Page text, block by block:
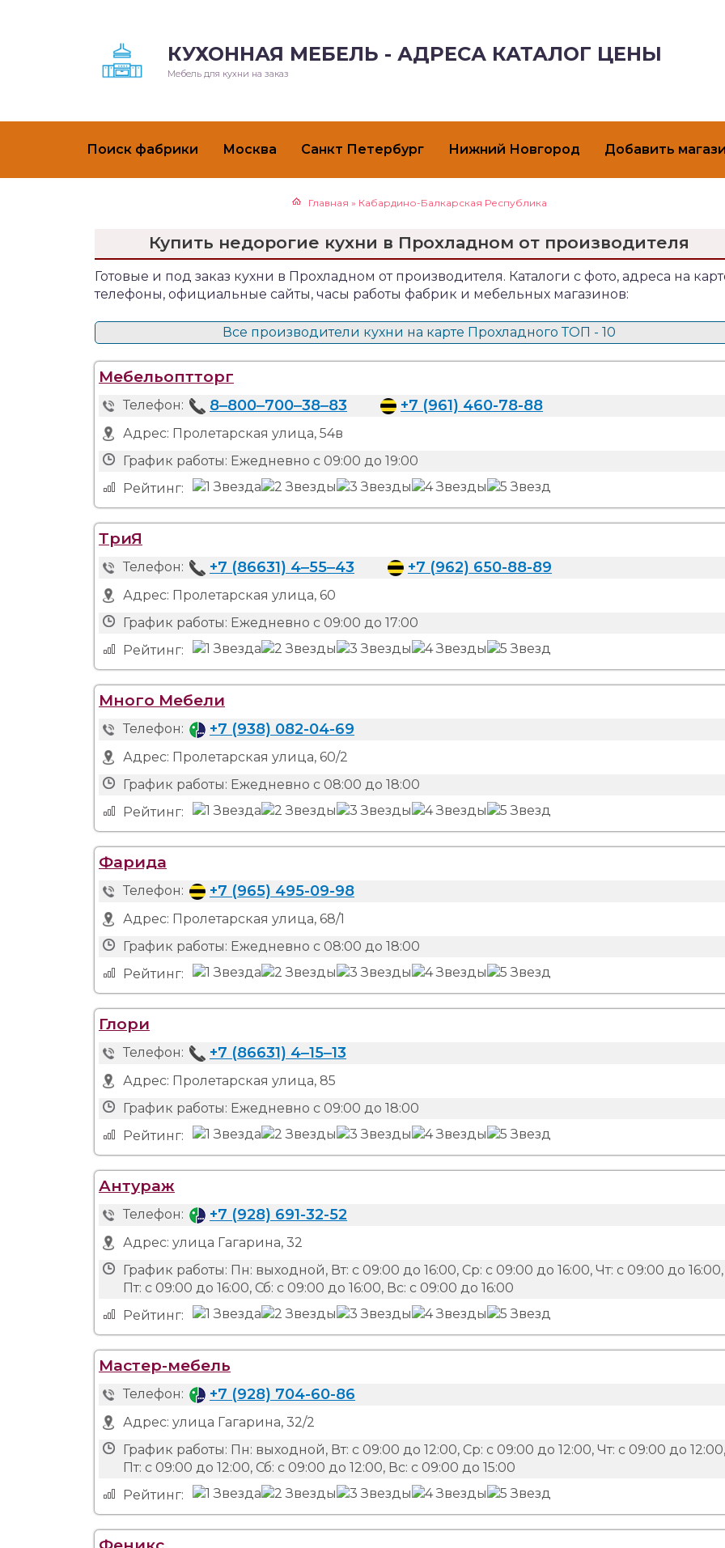
КУХОННАЯ МЕБЕЛЬ - АДРЕСА КАТАЛОГ ЦЕНЫ
Мебель для кухни на заказ
Поиск фабрики Москва Санкт Петербург Нижний Новгород Добавить
Главная » Кабардино-Балкарская Республика
Купить недорогие кухни в Прохладном от производителя
Готовые и под заказ кухни в Прохладном от производителя. Каталоги с фото, адреса на
телефоны, официальные сайты, часы работы фабрик и мебельных магазинов:
Все производители кухни на карте Прохладного ТОП - 10
Мебельоптторг
Телефон: 8‒800‒700‒38‒83 +7 (961) 460-78-88
Адрес: Пролетарская улица, 54в
График работы: Ежедневно с 09:00 до 19:00
Рейтинг:
ТриЯ
Телефон: +7 (86631) 4‒55‒43 +7 (962) 650-88-89
Адрес: Пролетарская улица, 60
График работы: Ежедневно с 09:00 до 17:00
Рейтинг:
Много Мебели
Телефон: +7 (938) 082-04-69
Адрес: Пролетарская улица, 60/2
График работы: Ежедневно с 08:00 до 18:00
Рейтинг:
Фарида
Телефон: +7 (965) 495-09-98
Адрес: Пролетарская улица, 68/1
График работы: Ежедневно с 08:00 до 18:00
Рейтинг:
Глори
Телефон: +7 (86631) 4‒15‒13
Адрес: Пролетарская улица, 85
График работы: Ежедневно с 09:00 до 18:00
Рейтинг:
Антураж
Телефон: +7 (928) 691-32-52
Адрес: улица Гагарина, 32
График работы: Пн: выходной, Вт: с 09:00 до 16:00, Ср: с 09:00 до 16:00, Чт: с 09:00 до 16:00,
Пт: с 09:00 до 16:00, Сб: с 09:00 до 16:00, Вс: с 09:00 до 16:00
Рейтинг:
Мастер-мебель
Телефон: +7 (928) 704-60-86
Адрес: улица Гагарина, 32/2
График работы: Пн: выходной, Вт: с 09:00 до 12:00, Ср: с 09:00 до 12:00, Чт: с 09:00 до 12:00,
Пт: с 09:00 до 12:00, Сб: с 09:00 до 12:00, Вс: с 09:00 до 15:00
Рейтинг: